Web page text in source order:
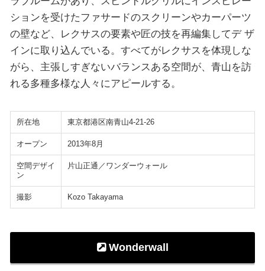
ションを受けたファサードのスクリーンやカーパーツ
の壁など、レクサスの要素や匠の技を再編集してデ ザ
インに取り込んでいる。すべてがレクサスを体現しな
がら、主張しすぎないバランスある空間が、青山を訪
れる多種多様な人々にアピールする。
所在地 東京都港区南青山4-21-26
オープン 2013年8月
空間デザイ
ン
片山正通／ワンダーウォール
撮影 Kozo Takayama
Wonderwall